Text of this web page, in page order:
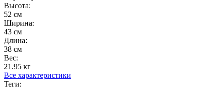
Высота:
52 см
Ширина:
43 см
Длина:
38 см
Вес:
21.95 кг
Все характеристики
Теги: